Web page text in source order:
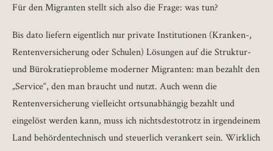
Für den Migranten stellt sich also die Frage: was tun?
Bis dato liefern eigentlich nur private Institutionen (Kranken-,
Rentenversicherung oder Schulen) Lösungen auf die Struktur-
und Bürokratieprobleme moderner Migranten: man bezahlt den
„Service“, den man braucht und nutzt. Auch wenn die
Rentenversicherung vielleicht ortsunabhängig bezahlt und
eingelöst werden kann, muss ich nichtsdestotrotz in irgendeinem
Land behördentechnisch und steuerlich verankert sein. Wirklich